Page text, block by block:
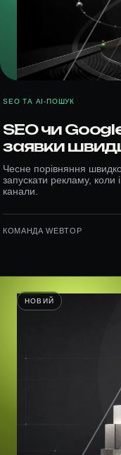
SEO ТА AI-ПОШУК
SEO чи
заявки
Чесне порівняння
запускати рекламу, коли
канали.
КОМАНДА WEBTOP
НОВИЙ